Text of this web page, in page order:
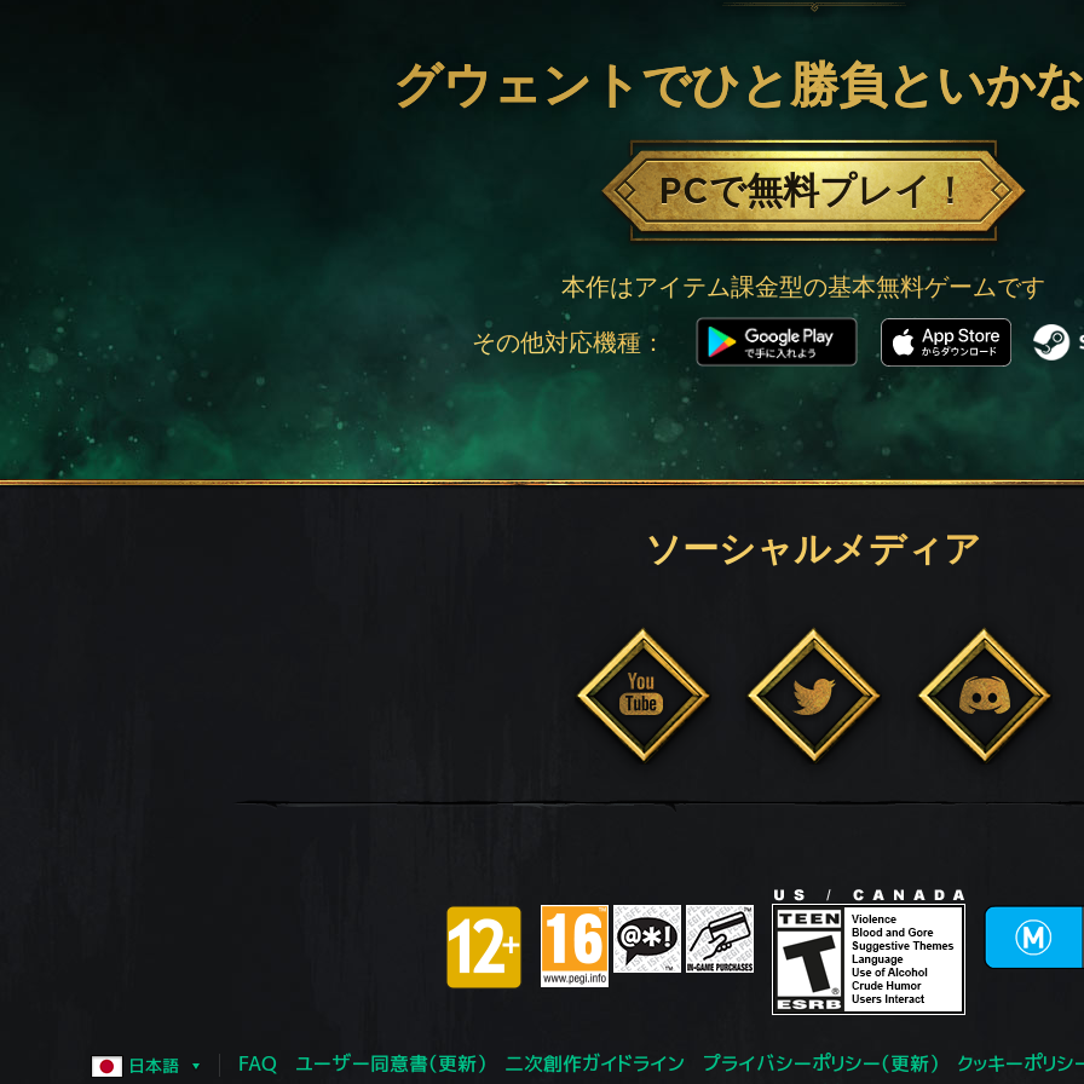
グウェントでひと勝負といか
PCで無料プレイ！
本作はアイテム課金型の基本無料ゲームです
その他対応機種：
ソーシャルメディア
日本語 FAQ ユーザー同意書（更新） 二次創作ガイドライン プライバシーポリシー（更新）
クッキーポリシ